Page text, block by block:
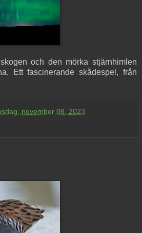
och den mörka stjärnhimlen
Ett fascinerande skådespel, från
november 08, 2023